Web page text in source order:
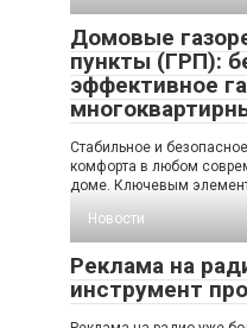
Домовые
пункты (ГРП):
эффективное
Стабильное и
комфорта в любом
доме. Ключевым
Новости
Реклама на
инструмент